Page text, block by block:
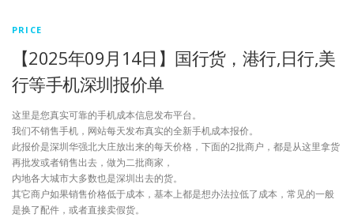
PRICE
【2025年09月14日】国行货，港行,日行,美
行等手机深圳报价单
这里是您真实可靠的手机成本信息发布平台。
我们不销售手机，网站每天发布真实的全新手机成本报价。
此报价是深圳华强北大庄放出来的每天价格，下面的2批商户，都是从这里拿货
再批发或者销售出去，做为二批商家，
内地各大城市大多数也是深圳出去的货。
其它商户如果销售价格低于成本，基本上都是想办法拉低了成本，常见的一般
是换了配件，或者直接卖假货。